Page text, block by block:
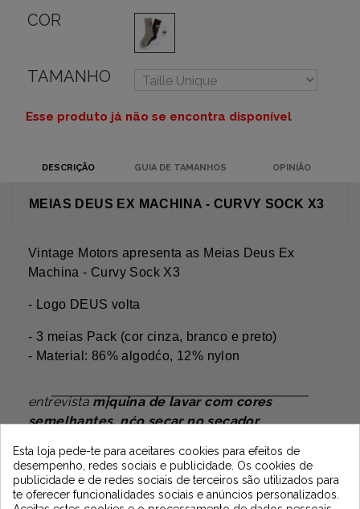
COR
TAMANHO
Esse produto já não se encontra disponível
DESCRIÇÃO GUIA DE TAMANHOS OPINIÃO
MEIAS DEUS EX MACHINA - CURVY SOCK X3
Vintage Motors apresenta as Meias Deus Ex
Machina - Curvy Sock X3
- Logo DEUS volta
- 3 meias Pack (cor cinza, branco e preto)
- Material: 86% algodćo, 12% nylon
entrevistamįquina de lavar com cores
semelhantes, nćo secar no secador
Newsletter
Esta loja pede-te para aceitares cookies para efeitos de
desempenho, redes sociais e publicidade. Os cookies de
publicidade e de redes sociais de terceiros são utilizados para
te oferecer funcionalidades sociais e anúncios personalizados.